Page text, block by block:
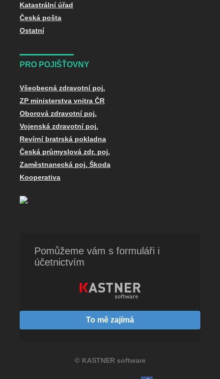
Katastrální úřad
Česká pošta
Ostatní
PRO POJIŠŤOVNY
Všeobecná zdravotní poj.
ZP ministerstva vnitra ČR
Oborová zdravotní poj.
Vojenská zdravotní poj.
Revírní bratrská pokladna
Česká průmyslová zdr. poj.
Zaměstnanecká poj. Škoda
Kooperativa
Pomůžeme vám s formuláři i
účetnictvím
To mě zajímá
© KASTNER software